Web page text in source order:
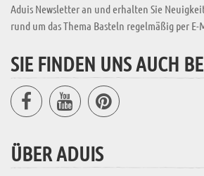
Aduis Newsletter an und erhalten Sie
rund um das Thema Basteln regelmäßig per E-
SIE FINDEN UNS AUCH
ÜBER ADUIS